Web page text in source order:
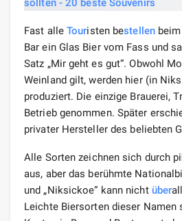
Fast alle Touristen bestellenbeim
Bar ein Glas Bier vom Fass und
Satz „Mir geht es gut“. Obwohl
Weinland gilt, werden hier (in
produziert. Die einzige Brauerei,
Betrieb genommen. Später
privater Hersteller des beliebten
Alle Sorten zeichnen sich durch
aus, aber das berühmte
und „Niksickoe“ kann nicht über
Leichte Biersorten dieser Namen